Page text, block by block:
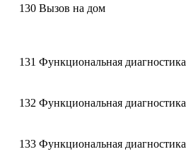
130 Вызов на дом
131 Функциональная диагностика
132 Функциональная диагностика
133 Функциональная диагностика